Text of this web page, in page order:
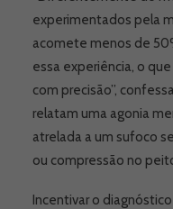
experimentados pela
acomete menos de
essa experiência, o
com precisão”,
relatam uma agonia
atrelada a um sufoco
ou compressão no
Incentivar o